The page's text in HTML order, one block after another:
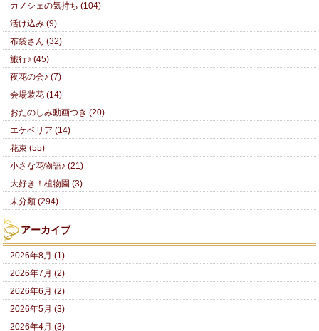
カノシェの気持ち (104)
活け込み (9)
布袋さん (32)
旅行♪ (45)
夜花の会♪ (7)
会場装花 (14)
おたのしみ動画つき (20)
エケベリア (14)
花束 (55)
小さな花物語♪ (21)
大好き！植物園 (3)
未分類 (294)
アーカイブ
2026年8月 (1)
2026年7月 (2)
2026年6月 (2)
2026年5月 (3)
2026年4月 (3)